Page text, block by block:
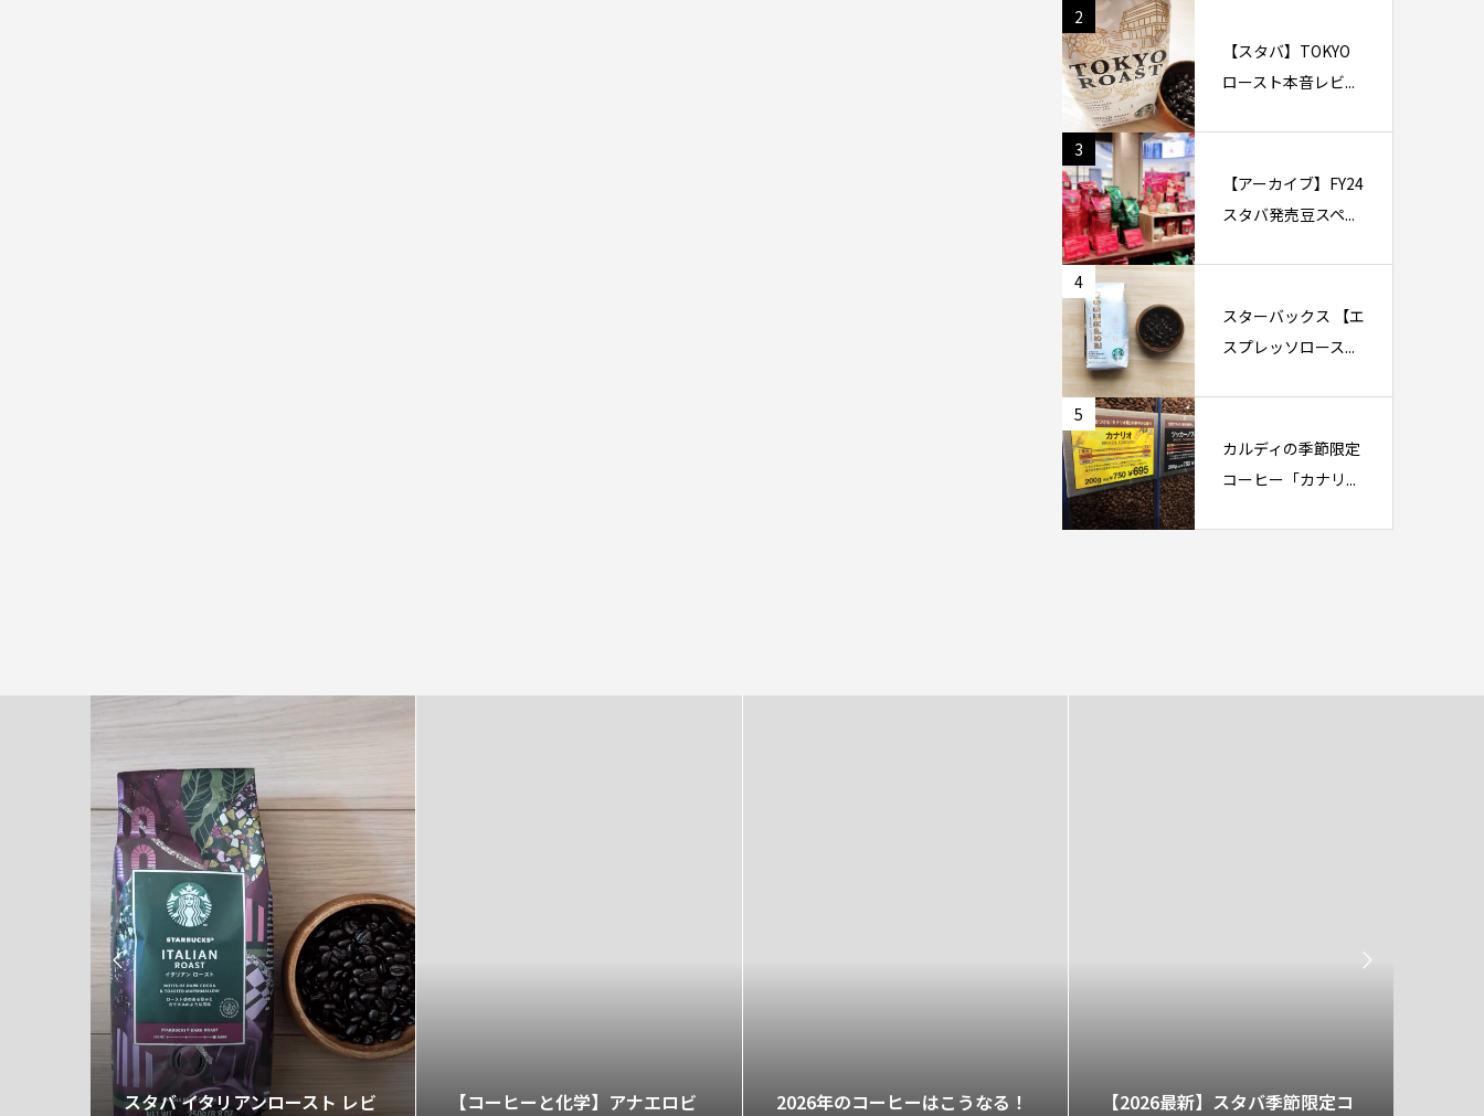
2
【スタバ】TOKYO
ロースト本音レビ...
3
【アーカイブ】FY24
スタバ発売豆スペ...
4
スターバックス 【エ
スプレッソロース...
5
カルディの季節限定
コーヒー「カナリ...

スタバ イタリアンロースト レビ 【コーヒーと化学】アナエロビ 2026年のコーヒーはこうなる！ 【2026最新】スタバ季節限定コ
